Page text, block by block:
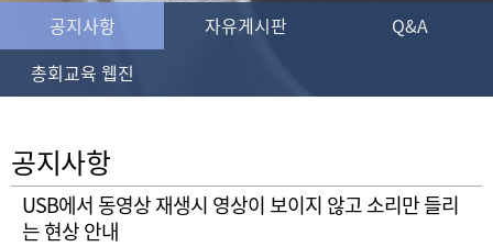
공지사항 자유게시판
Q&A
총회교육 웹진
공지사항
USB에서 동영상 재생시 영상이 보이지 않고 소리만 들리
는 현상 안내